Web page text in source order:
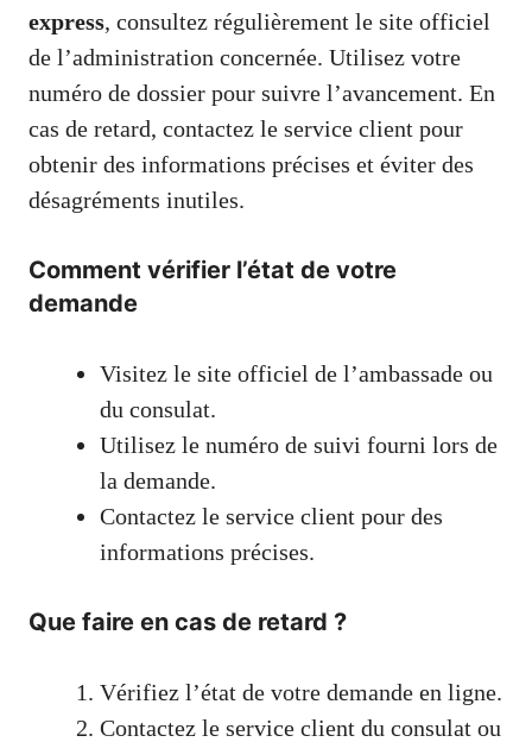
express, consultez régulièrement le site officiel
de l’administration concernée. Utilisez votre
numéro de dossier pour suivre l’avancement. En
cas de retard, contactez le service client pour
obtenir des informations précises et éviter des
désagréments inutiles.
Comment vérifier l’état de votre
demande
Visitez le site officiel de l’ambassade ou
du consulat.
Utilisez le numéro de suivi fourni lors de
la demande.
Contactez le service client pour des
informations précises.
Que faire en cas de retard ?
Vérifiez l’état de votre demande en ligne.
Contactez le service client du consulat ou